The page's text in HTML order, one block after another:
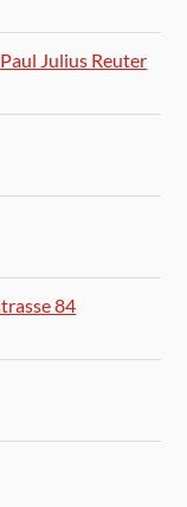
Julius Reuter
84